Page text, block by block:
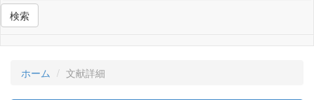
検索
ホーム 文献詳細